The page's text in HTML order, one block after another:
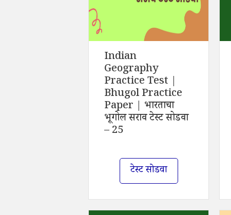
Indian
Geography
Practice Test |
Bhugol Practice
Paper | भारताचा
भूगोल सराव टेस्ट सोडवा
– 25
टेस्ट सोडवा